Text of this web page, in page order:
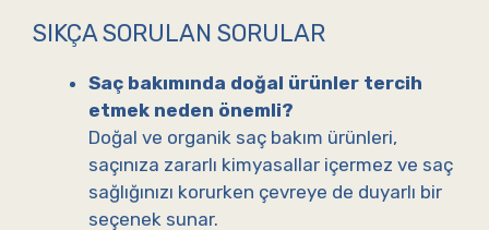
SIKÇA SORULAN SORULAR
Saç bakımında doğal ürünler tercih
etmek neden önemli?
Doğal ve organik saç bakım ürünleri,
saçınıza zararlı kimyasallar içermez ve saç
sağlığınızı korurken çevreye de duyarlı bir
seçenek sunar.